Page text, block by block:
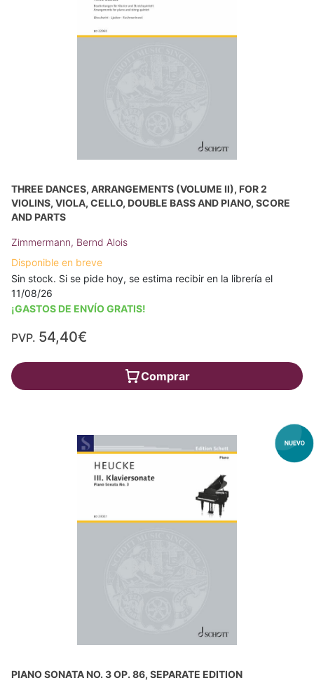
THREE DANCES, ARRANGEMENTS (VOLUME II), FOR 2
VIOLINS, VIOLA, CELLO, DOUBLE BASS AND PIANO, SCORE
AND PARTS
Zimmermann, Bernd Alois
Disponible en breve
Sin stock. Si se pide hoy, se estima recibir en la librería el
11/08/26
¡GASTOS DE ENVÍO GRATIS!
PVP. 54,40€
Comprar
PIANO SONATA NO. 3 OP. 86, SEPARATE EDITION